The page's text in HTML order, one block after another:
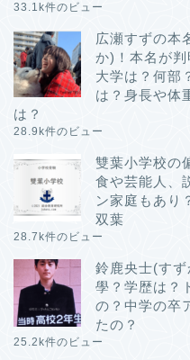
33.1k件のビュー
広瀬すずの本
か)！本名が
大学は？何部
は？身長や体
は？
28.9k件のビュー
雙葉小学校の
食や芸能人、
ン家庭もあり
双葉
28.7k件のビュー
鈴鹿央士(す
學？学歴は？
の？中学の卒
たの？
25.2k件のビュー